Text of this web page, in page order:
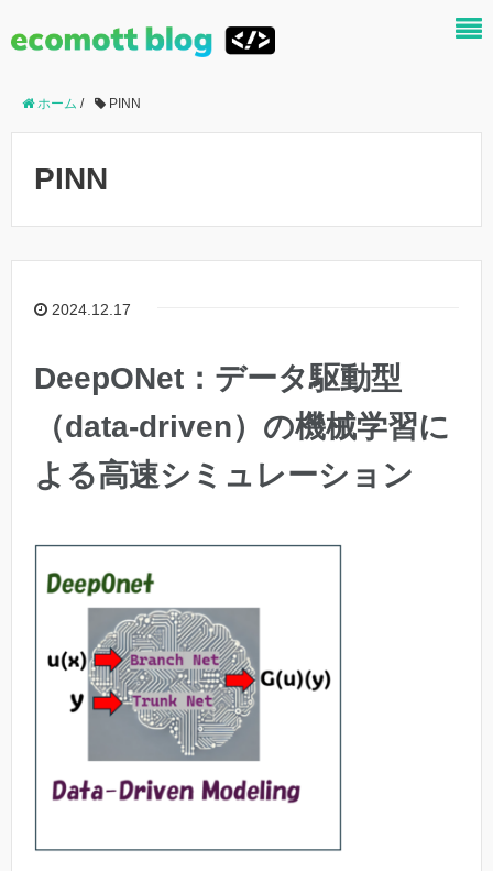
ホーム / PINN
PINN
2024.12.17
DeepONet：データ駆動型
（data-driven）の機械学習に
よる高速シミュレーション